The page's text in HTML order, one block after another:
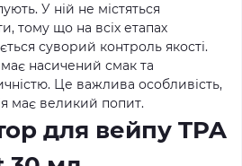
У ній не містяться
тому що на всіх етапах
суворий контроль якості.
насичений смак та
Це важлива особливість,
має великий попит.
для вейпу TPA